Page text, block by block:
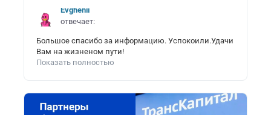
Evghenii
отвечает:
Большое спасибо за информацию. Успокоили.Удачи
Вам на жизненом пути!
Показать полностью